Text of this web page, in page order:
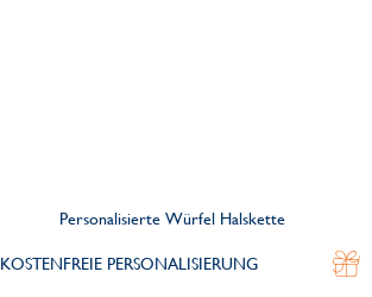
Personalisierte Würfel Halskette
KOSTENFREIE PERSONALISIERUNG